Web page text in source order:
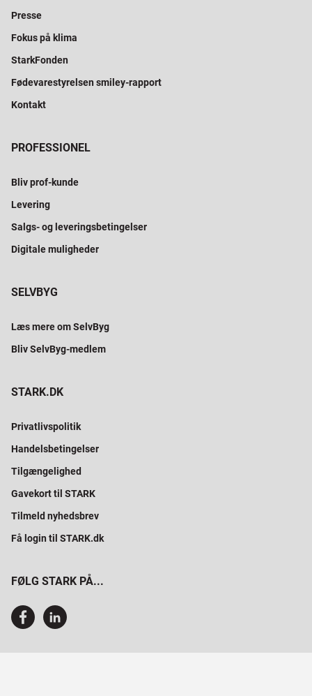
Presse
Fokus på klima
StarkFonden
Fødevarestyrelsen smiley-rapport
Kontakt
PROFESSIONEL
Bliv prof-kunde
Levering
Salgs- og leveringsbetingelser
Digitale muligheder
SELVBYG
Læs mere om SelvByg
Bliv SelvByg-medlem
STARK.DK
Privatlivspolitik
Handelsbetingelser
Tilgængelighed
Gavekort til STARK
Tilmeld nyhedsbrev
Få login til STARK.dk
FØLG STARK PÅ...